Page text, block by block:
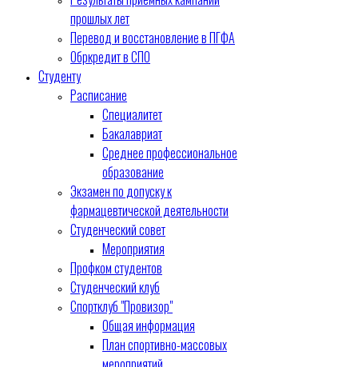
прошлых лет
Перевод и восстановление в ПГФА
Обркредит в СПО
Студенту
Расписание
Специалитет
Бакалавриат
Среднее профессиональное
образование
Экзамен по допуску к
фармацевтической деятельности
Студенческий совет
Мероприятия
Профком студентов
Студенческий клуб
Спортклуб "Провизор"
Общая информация
План спортивно-массовых